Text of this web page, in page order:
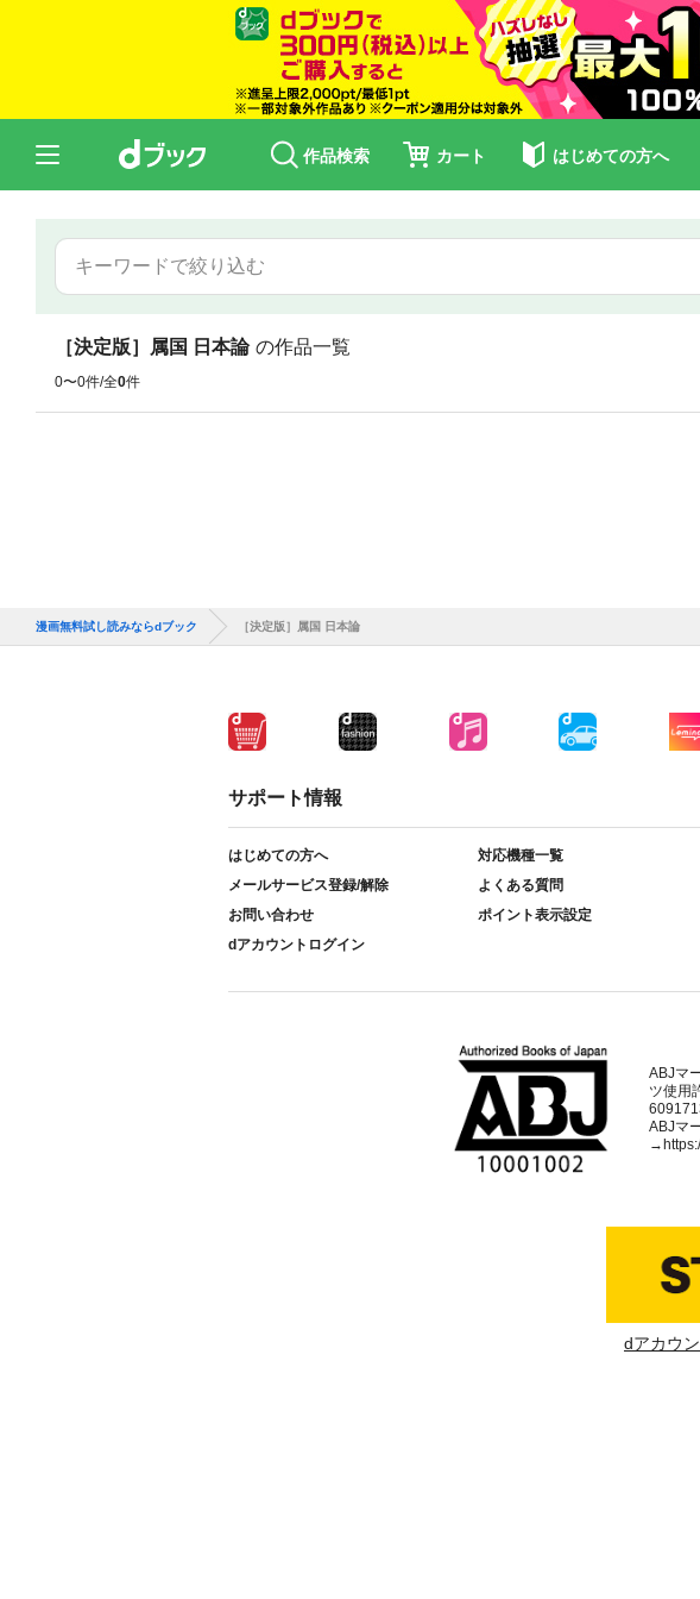
作品検索 カート はじめての方へ
［決定版］属国 日本論 の作品一覧
0〜0件/全0件
漫画無料試し読みならdブック ［決定版］属国 日本論
サポート情報
はじめての方へ
対応機種一覧
メールサービス登録/解除
よくある質問
お問い合わせ
ポイント表示設定
dアカウントログイン
ABJマ
ツ使用
ABJマ
→
dアカウ